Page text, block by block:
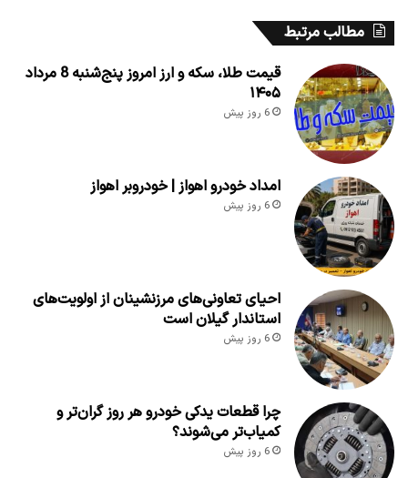
مطالب مرتبط
قیمت طلا، سکه و ارز امروز پنج‌شنبه 8 مرداد
۱۴۰۵
6 روز پیش
امداد خودرو اهواز | خودروبر اهواز
6 روز پیش
احیای تعاونی‌های مرزنشینان از اولویت‌های
استاندار گیلان است
6 روز پیش
چرا قطعات یدکی خودرو هر روز گران‌تر و
کمیاب‌تر می‌شوند؟
6 روز پیش